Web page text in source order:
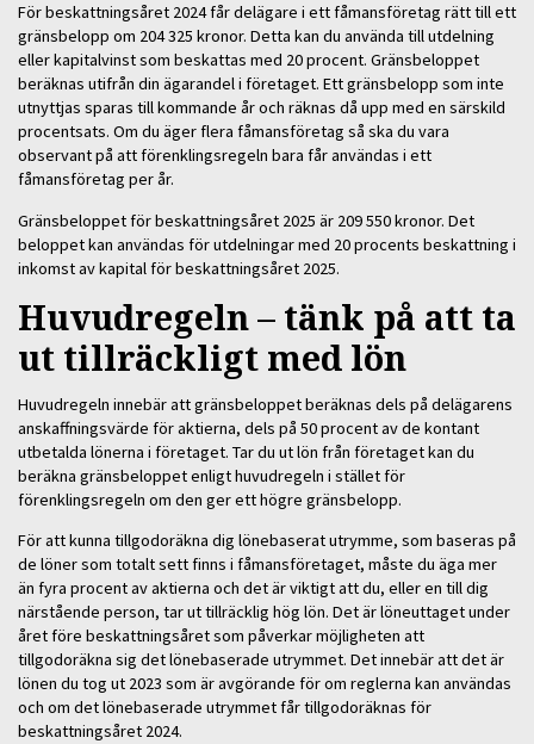
För beskattningsåret 2024 får delägare i ett fåmansföretag rätt till ett
gränsbelopp om 204 325 kronor. Detta kan du använda till utdelning
eller kapitalvinst som beskattas med 20 procent. Gränsbeloppet
beräknas utifrån din ägarandel i företaget. Ett gränsbelopp som inte
utnyttjas sparas till kommande år och räknas då upp med en särskild
procentsats. Om du äger flera fåmansföretag så ska du vara
observant på att förenklingsregeln bara får användas i ett
fåmansföretag per år.
Gränsbeloppet för beskattningsåret 2025 är 209 550 kronor. Det
beloppet kan användas för utdelningar med 20 procents beskattning i
inkomst av kapital för beskattningsåret 2025.
Huvudregeln – tänk på att ta
ut tillräckligt med lön
Huvudregeln innebär att gränsbeloppet beräknas dels på delägarens
anskaffningsvärde för aktierna, dels på 50 procent av de kontant
utbetalda lönerna i företaget. Tar du ut lön från företaget kan du
beräkna gränsbeloppet enligt huvudregeln i stället för
förenklingsregeln om den ger ett högre gränsbelopp.
För att kunna tillgodoräkna dig lönebaserat utrymme, som baseras på
de löner som totalt sett finns i fåmansföretaget, måste du äga mer
än fyra procent av aktierna och det är viktigt att du, eller en till dig
närstående person, tar ut tillräcklig hög lön. Det är löneuttaget under
året före beskattningsåret som påverkar möjligheten att
tillgodoräkna sig det lönebaserade utrymmet. Det innebär att det är
lönen du tog ut 2023 som är avgörande för om reglerna kan användas
och om det lönebaserade utrymmet får tillgodoräknas för
beskattningsåret 2024.